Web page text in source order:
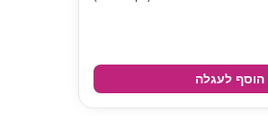
הוסף לעגלה